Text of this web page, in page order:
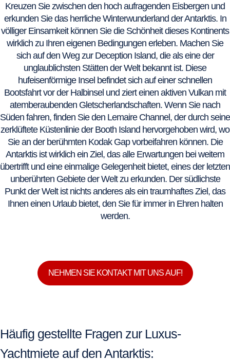
Kreuzen Sie zwischen den hoch aufragenden Eisbergen und
erkunden Sie das herrliche Winterwunderland der Antarktis. In
völliger Einsamkeit können Sie die Schönheit dieses Kontinents
wirklich zu Ihren eigenen Bedingungen erleben. Machen Sie
sich auf den Weg zur Deception Island, die als eine der
unglaublichsten Stätten der Welt bekannt ist. Diese
hufeisenförmige Insel befindet sich auf einer schnellen
Bootsfahrt vor der Halbinsel und ziert einen aktiven Vulkan mit
atemberaubenden Gletscherlandschaften. Wenn Sie nach
Süden fahren, finden Sie den Lemaire Channel, der durch seine
zerklüftete Küstenlinie der Booth Island hervorgehoben wird, wo
Sie an der berühmten Kodak Gap vorbeifahren können. Die
Antarktis ist wirklich ein Ziel, das alle Erwartungen bei weitem
übertrifft und eine einmalige Gelegenheit bietet, eines der letzten
unberührten Gebiete der Welt zu erkunden. Der südlichste
Punkt der Welt ist nichts anderes als ein traumhaftes Ziel, das
Ihnen einen Urlaub bietet, den Sie für immer in Ehren halten
werden.
NEHMEN SIE KONTAKT MIT UNS AUF!
Häufig gestellte Fragen zur Luxus-
Yachtmiete auf den Antarktis: